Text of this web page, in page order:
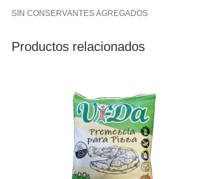
SIN CONSERVANTES AGREGADOS
Productos relacionados